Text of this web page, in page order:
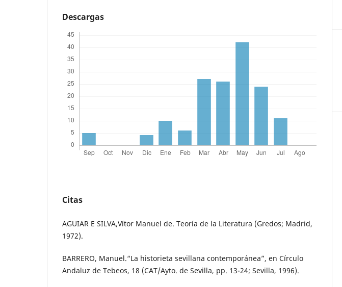
Descargas
Citas
AGUIAR E SILVA,Vítor Manuel de. Teoría de la Literatura (Gredos; Madrid,
1972).
BARRERO, Manuel.“La historieta sevillana contemporánea”, en Círculo
Andaluz de Tebeos, 18 (CAT/Ayto. de Sevilla, pp. 13-24; Sevilla, 1996).